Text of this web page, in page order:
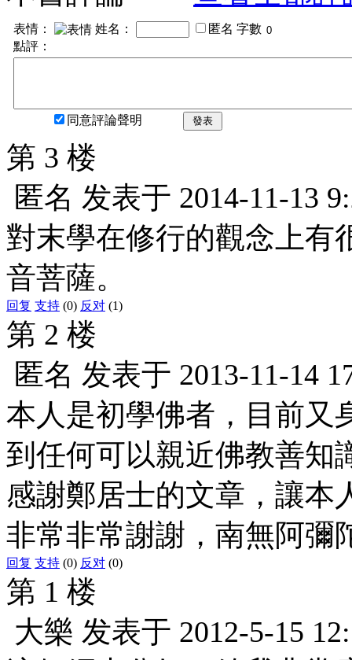
表情： 姓名： 匿名 字數
點評：
同意評論聲明 發表
第 3 楼
匿名 发表于 2014-11-13
對末學在修行的觀念上有
音菩薩。
回复 支持 (0) 反对 (1)
第 2 楼
匿名 发表于 2013-11-14
本人是初學佛者，目前又
到任何可以親近佛教善知
感謝鄭居士的文章，讓本
非常非常謝謝，南無阿彌
回复 支持 (0) 反对 (0)
第 1 楼
大樂 发表于 2012-5-15